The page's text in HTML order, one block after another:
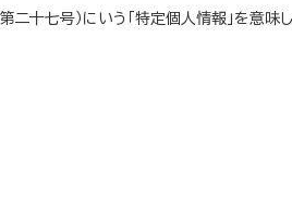
七号）にいう「特定個人情報」を意味し